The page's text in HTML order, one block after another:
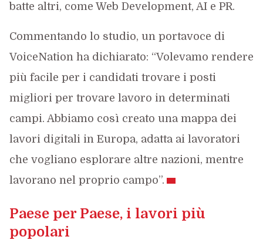
batte altri, come Web Development, AI e PR.
Commentando lo studio, un portavoce di
VoiceNation ha dichiarato: “Volevamo rendere
più facile per i candidati trovare i posti
migliori per trovare lavoro in determinati
campi. Abbiamo così creato una mappa dei
lavori digitali in Europa, adatta ai lavoratori
che vogliano esplorare altre nazioni, mentre
lavorano nel proprio campo”.
Paese per Paese, i lavori più
popolari